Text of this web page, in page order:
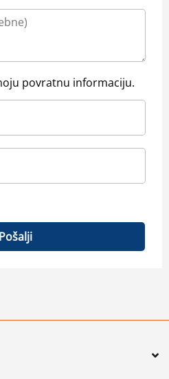
povratnu informaciju.
Pošalji